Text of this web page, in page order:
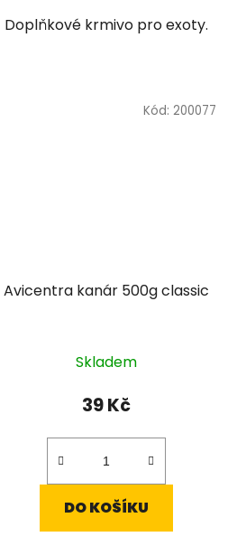
Doplňkové krmivo pro exoty.
Avicentra kanár 500g classic
Skladem
39 Kč
DO KOŠÍKU
Kód: 200077